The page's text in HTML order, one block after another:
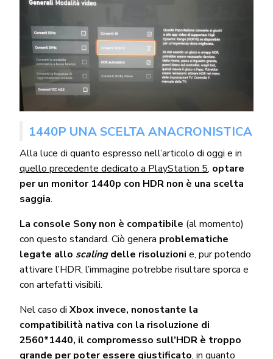
1440P UNA SCELTA ANACRONISTICA
Alla luce di quanto espresso nell’articolo di oggi e in
quello precedente dedicato a PlayStation 5, optare
per un monitor 1440p con HDR non è una scelta
saggia.
La console Sony non è compatibile (al momento)
con questo standard. Ciò genera problematiche
legate allo scalingdelle risoluzioni e, pur potendo
attivare l’HDR, l’immagine potrebbe risultare sporca e
con artefatti visibili.
Nel caso diXbox invece, nonostante la
compatibilità nativa con la risoluzione di
2560*1440, il compromesso sull’HDR è troppo
grande per poter essere giustificato, in quanto